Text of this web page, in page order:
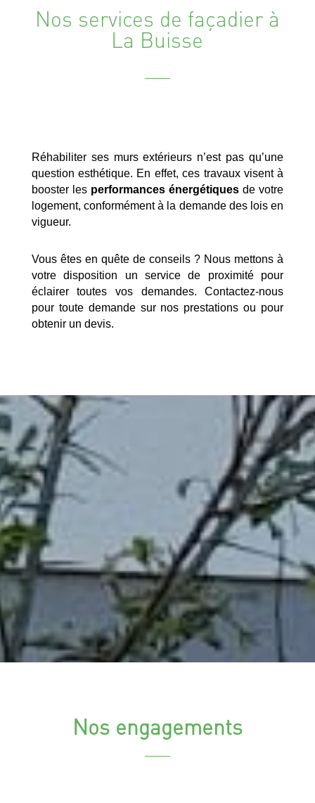
Nos services de façadier à
La Buisse
Réhabiliter ses murs extérieurs n’est pas qu’une
question esthétique. En effet, ces travaux visent à
booster les performances énergétiques de votre
logement, conformément à la demande des lois en
vigueur.
Vous êtes en quête de conseils ? Nous mettons à
votre disposition un service de proximité pour
éclairer toutes vos demandes. Contactez-nous
pour toute demande sur nos prestations ou pour
obtenir un devis.
Nos engagements